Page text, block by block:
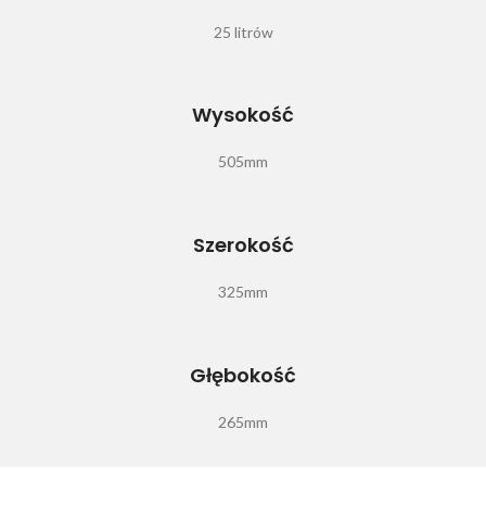
25 litrów
Wysokość
505mm
Szerokość
325mm
Głębokość
265mm